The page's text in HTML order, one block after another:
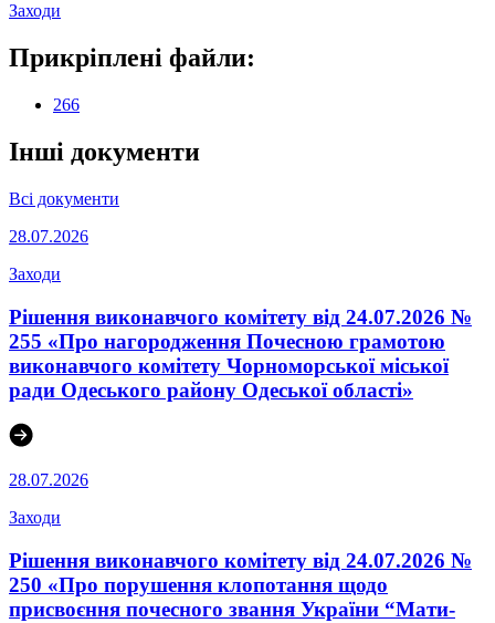
Заходи
Прикріплені файли:
266
Інші документи
Всі документи
28.07.2026
Заходи
Рішення виконавчого комітету від 24.07.2026 №
255 «Про нагородження Почесною грамотою
виконавчого комітету Чорноморської міської
ради Одеського району Одеської області»
28.07.2026
Заходи
Рішення виконавчого комітету від 24.07.2026 №
250 «Про порушення клопотання щодо
присвоєння почесного звання України “Мати-